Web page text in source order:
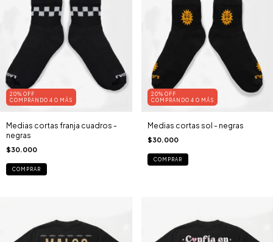
20% OFF
COMPRANDO 4 O MÁS
Medias cortas franja cuadros -
negras
$30.000
COMPRAR
20% OFF
COMPRANDO 4 O MÁS
Medias cortas sol - negras
$30.000
COMPRAR